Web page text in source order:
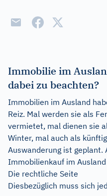
Immobilie im
dabei zu beachten?
Immobilien im Ausland
Reiz. Mal werden sie als
vermietet, mal dienen sie
Winter, mal auch als
Auswanderung ist geplant.
Immobilienkauf im
Die rechtliche Seite
Diesbezüglich muss sich